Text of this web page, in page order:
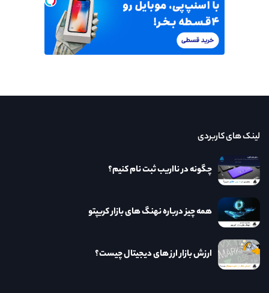
لینک های کاربردی
چگونه در نااریب ثبت نام کنیم؟
همه چیز درباره نهنگ های بازار کریپتو
ارزش بازار ارز های دیجیتال چیست؟